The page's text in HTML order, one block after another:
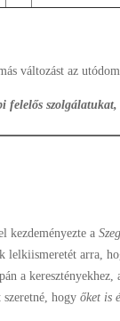
változást az
felelős
kezdeményezte a
lelkiismeretét arra,
a keresztényekhez,
szeretné, hogy őket is